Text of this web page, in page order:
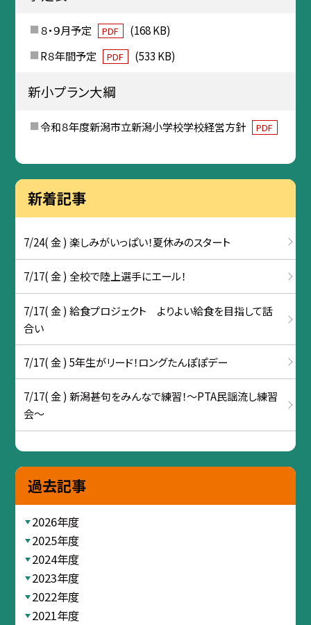
８・９月予定 PDF
(168 KB)
R８年間予定
PDF (533 KB)
新小プラン大綱
令和８年度新潟市立新潟小学校学校経営方針 PDF
新着記事
7/24( 金 ) 楽しみがいっぱい！夏休みのスタート
7/17( 金 ) 全校で陸上選手にエール！
7/17( 金 ) 給食プロジェクト よりよい給食を目指して話
合い
7/17( 金 ) 5年生がリード！ロングたんぽぽデー
7/17( 金 ) 新潟甚句をみんなで練習！～PTA民謡流し練習
会～
過去記事
2026年度
2025年度
2024年度
2023年度
2022年度
2021年度